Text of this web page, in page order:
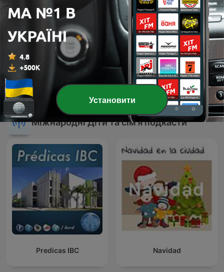
Cambridge History of
English Literature, Volume
1: From the Beginnings to
the Cycles of Romance
Лев і Чапаті — магічні
пригоди 🎧 Дитячий
подкаст та аудіоказки ук
Міжнародні Діти та сім’я подкасти
Predicas IBC Navidad
Установити